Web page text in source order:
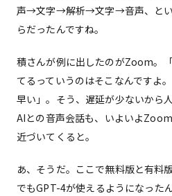
声→文字→解析→文字→音声、とい
らだったんですね。
積さんが例に出したのがZoom。
てるっていうのはそこなんですよ
早い」。そう、遅延が少ないから
AIとの音声会話も、いよいよ
近づいてくると。
あ、そうだ。ここで無料版と有料
でもGPT-4が使えるようになった